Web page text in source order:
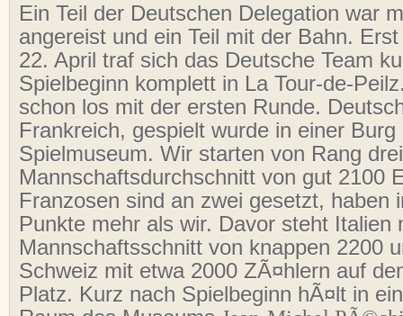
Ein Teil der Deutschen Delegation war
angereist und ein Teil mit der Bahn.
22. April traf sich das Deutsche Team
Spielbeginn komplett in La Tour-de-
schon los mit der ersten Runde.
Frankreich, gespielt wurde in einer
Spielmuseum. Wir starten von Rang
Mannschaftsdurchschnitt von gut 2100
Franzosen sind an zwei gesetzt, haben
Punkte mehr als wir. Davor steht Italien
Mannschaftsschnitt von knappen 2200
Schweiz mit etwa 2000 ZÃ¤hlern auf
Platz. Kurz nach Spielbeginn hÃ¤lt in